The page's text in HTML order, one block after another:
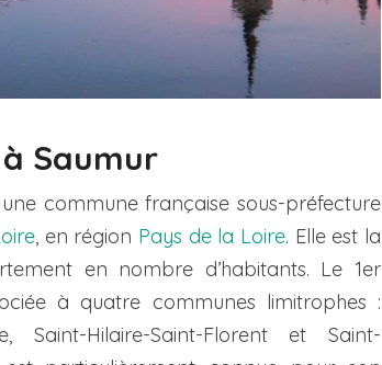
Saumur
commune française sous-préfecture
, en région Pays de la Loire. Elle est la
en nombre d’habitants. Le 1er
à quatre communes limitrophes :
Saint-Hilaire-Saint-Florent et Saint-